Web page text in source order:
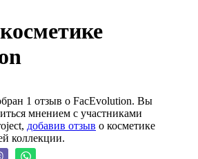
1 отзыв о FacEvolution. Вы
мнением с участниками
добавив отзыв о косметике
коллекции.